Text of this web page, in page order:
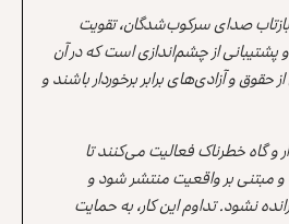
صدای سرکوب‌شدگان، تقویت
از چشم‌اندازی است که در آن
و آزادی‌های برابر برخوردار باشند و
و گاه خطرناک فعالیت می‌کنند تا
مبتنی بر واقعیت منتشر شود و
نشود. تداوم این کار، به حمایت